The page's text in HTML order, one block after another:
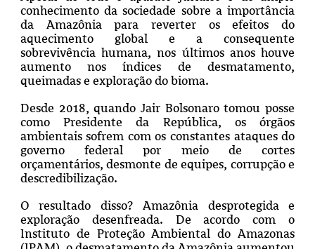
conhecimento da sociedade sobre a importância
da Amazônia para reverter os efeitos do
aquecimento global e a consequente
sobrevivência humana, nos últimos anos houve
aumento nos índices de desmatamento,
queimadas e exploração do bioma.
Desde 2018, quando Jair Bolsonaro tomou posse
como Presidente da República, os órgãos
ambientais sofrem com os constantes ataques do
governo federal por meio de cortes
orçamentários, desmonte de equipes, corrupção e
descredibilização.
O resultado disso? Amazônia desprotegida e
exploração desenfreada. De acordo com o
Instituto de Proteção Ambiental do Amazonas